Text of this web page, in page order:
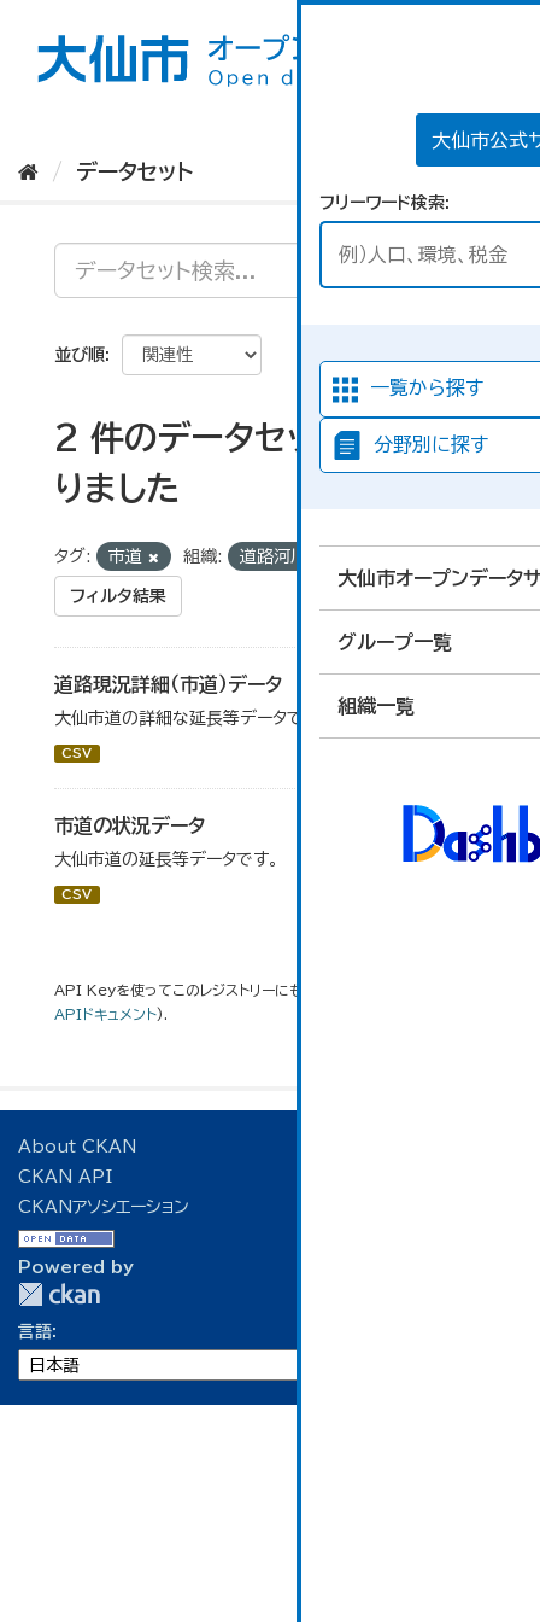
大仙市公式
フリーワード検索
一覧から探す
分野別に探す
大仙市オープンデータ
グループ一覧
組織一覧
データセット
並び順
2 件のデータセットが見つか
りました
タグ: 市道 組織: 道路河川課
フィルタ結果
道路現況詳細（市道）データ
大仙市道の詳細な延長等データです。
CSV
市道の状況データ
大仙市道の延長等データです。
CSV
API Keyを使ってこのレジストリーにもアクセス可能です
APIドキュメント).
About CKAN
CKAN API
CKANアソシエーション
Powered by
言語